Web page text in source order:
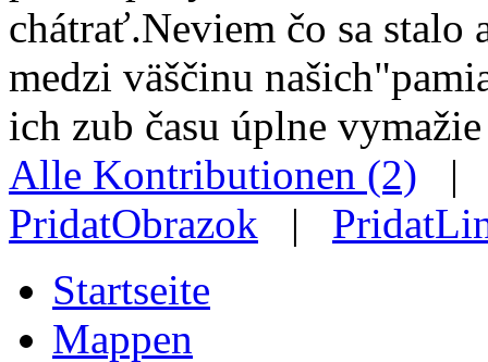
chátrať.Neviem čo sa stalo
medzi väščinu
ich zub času úplne
Alle Kontributionen (2)
PridatObrazok |
Startseite
Mappen